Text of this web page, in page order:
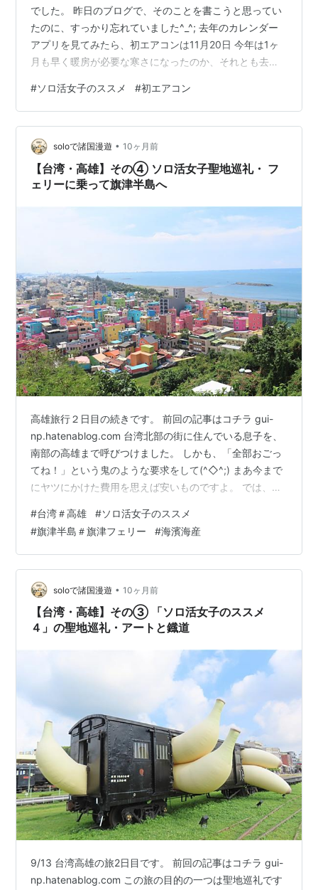
でした。 昨日のブログで、そのことを書こうと思ってい
たのに、すっかり忘れていました^_^; 去年のカレンダー
アプリを見てみたら、初エアコンは11月20日 今年は1ヶ
月も早く暖房が必要な寒さになったのか、それとも去年
いれば良かったなぁと思うのです。 何も書くことがなか
ったら、その日の天気と気持ちを書くだけでも良いかな
雨で寒いし引きこもりは決定していたけど、昨日も書い
たように読む本がないので、アマプラで「ソロ活女子の
ススメ」を見ていました。 近場にも、面白そうなところ
がたくさんあるんですよね …
#ソロ活女子のススメ #初エアコン
soloで諸国漫遊 • 10ヶ月前
【台湾・高雄】その④ ソロ活女子聖地巡礼・ フ
ェリーに乗って旗津半島へ
高雄旅行２日目の続きです。 前回の記事はコチラ gui-
np.hatenablog.com 台湾北部の街に住んでいる息子を、
南部の高雄まで呼びつけました。 しかも、「全部おごっ
てね！」という鬼のような要求をして(^◇^;) まあ今まで
にヤツにかけた費用を思えば安いものですよ。 では、ソ
ジン）半島 へGO！ フェリーは結構頻繁に出ているの
で、さほど待つことなく次の便がやって来ます。 U-bike
をレンタルしたので、五月女さんと同じように自転車ご
とフェリーに乗り込みましょう！ ワタクシ瀬戸内民なの
でフェリーには乗り慣れていますが、つり革がぶら下が
っ…
#台湾＃高雄 #ソロ活女子のススメ
#旗津半島＃旗津フェリー #海濱海産
soloで諸国漫遊 • 10ヶ月前
【台湾・高雄】その③ 「ソロ活女子のススメ
４」の聖地巡礼・アートと鐡道
9/13 台湾高雄の旅2日目です。 前回の記事はコチラ gui-
np.hatenablog.com この旅の目的の一つは聖地巡礼です